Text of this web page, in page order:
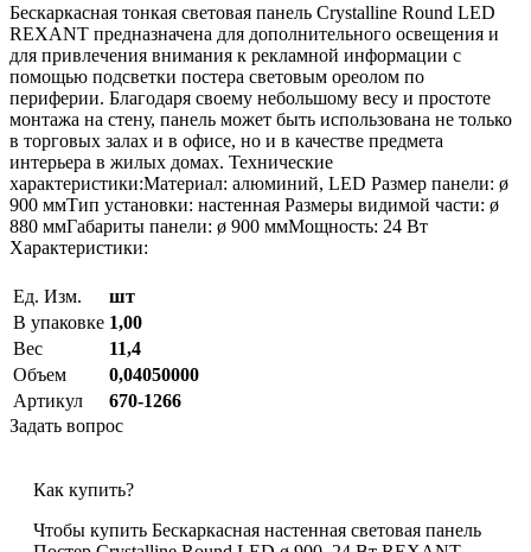
Бескаркасная тонкая световая панель Crystalline Round LED
REXANT предназначена для дополнительного освещения и
для привлечения внимания к рекламной информации с
помощью подсветки постера световым ореолом по
периферии. Благодаря своему небольшому весу и простоте
монтажа на стену, панель может быть использована не только
в торговых залах и в офисе, но и в качестве предмета
интерьера в жилых домах. Технические
характеристики:Материал: алюминий, LED Размер панели: ø
900 ммТип установки: настенная Размеры видимой части: ø
880 ммГабариты панели: ø 900 ммМощность: 24 Вт
Характеристики:
Ед. Изм.
шт
В упаковке 1,00
Вес
11,4
Объем
0,04050000
Артикул
670-1266
Задать вопрос
Как купить?
Чтобы купить Бескаркасная настенная световая панель